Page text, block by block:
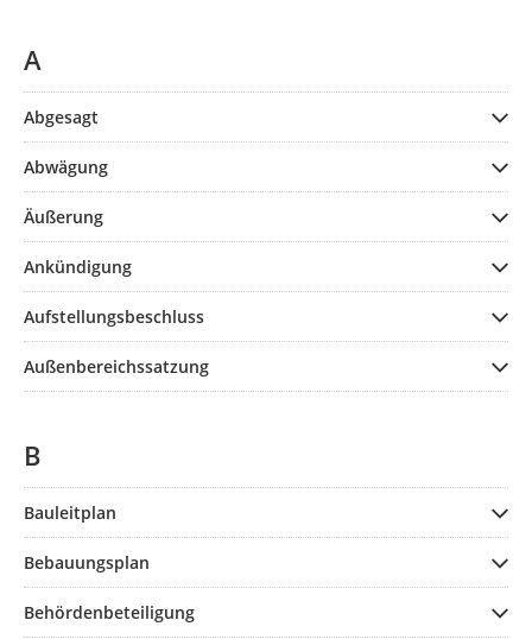
A
Abgesagt
Abwägung
Äußerung
Ankündigung
Aufstellungsbeschluss
Außenbereichssatzung
B
Bauleitplan
Bebauungsplan
Behördenbeteiligung